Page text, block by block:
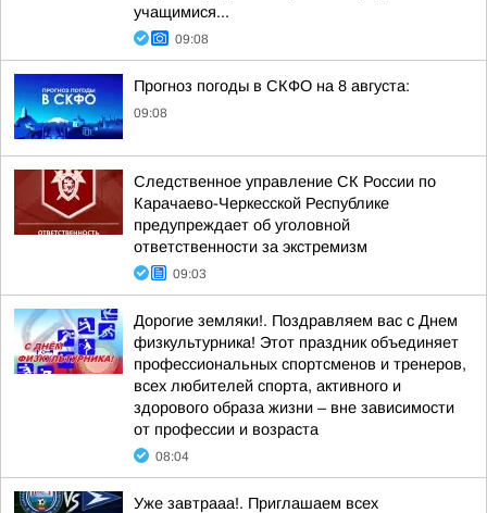
учащимися...
09:08
Прогноз погоды в СКФО на 8 августа:
09:08
Следственное управление СК России по
Карачаево-Черкесской Республике
предупреждает об уголовной
ответственности за экстремизм
09:03
Дорогие земляки!. Поздравляем вас с Днем
физкультурника! Этот праздник объединяет
профессиональных спортсменов и тренеров,
всех любителей спорта, активного и
здорового образа жизни – вне зависимости
от профессии и возраста
08:04
Уже завтрааа!. Приглашаем всех